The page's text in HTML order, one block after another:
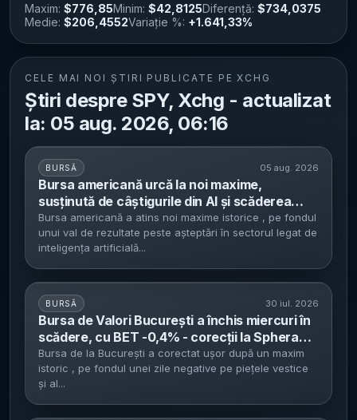
Maxim: $776,85Minim: $42,8125Diferență: $734,0375
Medie: $206,4552Variație %: +1.641,33%
CELE MAI NOI ȘTIRI PUBLICATE PE XCHG
Știri despre SPY, Xchg - actualizat
la: 05 aug. 2026, 06:16
BURSĂ 05 aug. 2026
Bursa americană urcă la noi maxime,
susținută de câștigurile din AI și scăderea
prețului petrolului - S&P 500 +1,8%, Nasdaq
+2,6%, Dow la record
Bursa americană a atins noi maxime istorice , pe fondul
unui val de rezultate peste așteptări în sectorul legat de
inteligența artificială...
BURSĂ 30 iul. 2026
Bursa de Valori București a închis miercuri în
scădere, cu BET -0,4% - corecții la Sphera
(-2%), Nuclearelectrica (-1,3%) și OMV
Petrom (-1,1%)
Bursa de la București a corectat ușor după un maxim
istoric , pe fondul unei zile negative pe piețele vestice
și al...